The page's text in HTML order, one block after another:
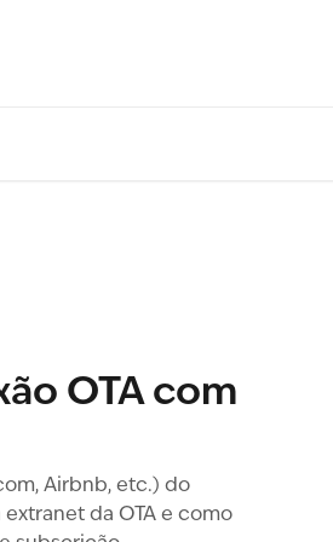
OTA com
Airbnb, etc.) do
da OTA e como